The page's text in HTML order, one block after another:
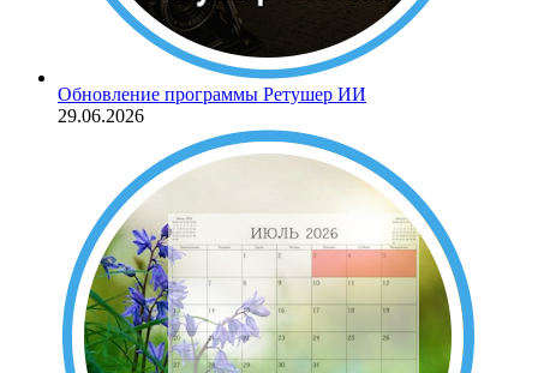
Обновление программы Ретушер ИИ
29.06.2026